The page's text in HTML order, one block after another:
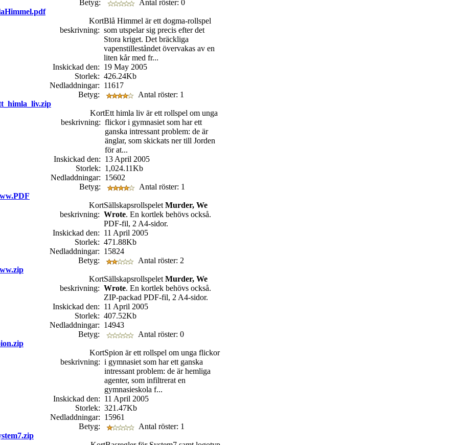
Betyg:
Antal röster: 0
Kort
beskrivning:
Blå Himmel är ett dogma-rollspel
som utspelar sig precis efter det
Stora kriget. Det bräckliga
vapenstilleståndet övervakas av en
liten kår med fr...
Inskickad den: 19 May 2005
Storlek: 426.24Kb
Nedladdningar: 11617
Betyg:
Antal röster: 1
Kort
beskrivning:
Ett himla liv är ett rollspel om unga
flickor i gymnasiet som har ett
ganska intressant problem: de är
änglar, som skickats ner till Jorden
för at...
Inskickad den: 13 April 2005
Storlek: 1,024.11Kb
Nedladdningar: 15602
Betyg:
Antal röster: 1
Kort
beskrivning:
Sällskapsrollspelet Murder, We
Wrote. En kortlek behövs också.
PDF-fil, 2 A4-sidor.
Inskickad den: 11 April 2005
Storlek: 471.88Kb
Nedladdningar: 15824
Betyg:
Antal röster: 2
Kort
beskrivning:
Sällskapsrollspelet Murder, We
Wrote. En kortlek behövs också.
ZIP-packad PDF-fil, 2 A4-sidor.
Inskickad den: 11 April 2005
Storlek: 407.52Kb
Nedladdningar: 14943
Betyg:
Antal röster: 0
Kort
beskrivning:
Spion är ett rollspel om unga flickor
i gymnasiet som har ett ganska
intressant problem: de är hemliga
agenter, som infiltrerat en
gymnasieskola f...
Inskickad den: 11 April 2005
Storlek: 321.47Kb
Nedladdningar: 15961
Betyg:
Antal röster: 1